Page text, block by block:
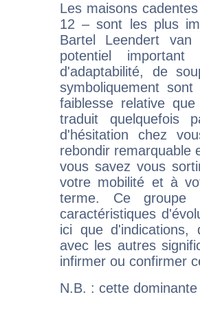
Les maisons
12 – sont les plus
Bartel Leendert
potentiel
d'adaptabilité, de
symboliquement
faiblesse relative
traduit quelquefois
d'hésitation chez
rebondir remarquable
vous savez vous
votre mobilité et à
terme. Ce groupe
caractéristiques
ici que d'indications,
avec les autres
infirmer ou confirmer
N.B. : cette